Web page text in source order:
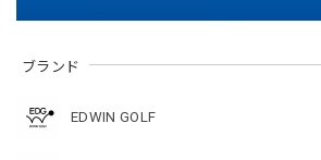
ブランド
EDWIN GOLF